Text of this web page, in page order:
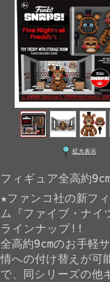
拡大表示
フィギュア全高約
★ファンコ社の新フ
ム『ファイブ・ナ
ラインナップ!!
全高約9cmのお手軽
情への付け替えが可
で、同シリーズの他